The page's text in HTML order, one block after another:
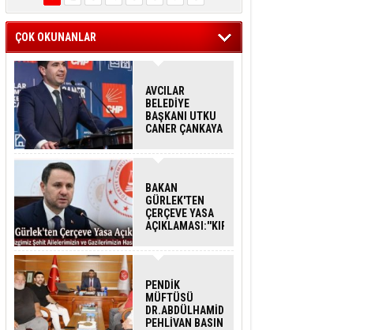
KONSERİ
İZLEYİCİLERİ MEST
ÇOK OKUNANLAR
AVCILAR
BELEDİYE
BAŞKANI UTKU
CANER ÇANKAYA
TAHLİYE KARARI
BAKAN
GÜRLEK'TEN
ÇERÇEVE YASA
AÇIKLAMASI:''KIRMIZI
AİLELERİ VE
HASSASİYETİDİR''
PENDİK
MÜFTÜSÜ
DR.ABDÜLHAMİD
PEHLİVAN BASIN